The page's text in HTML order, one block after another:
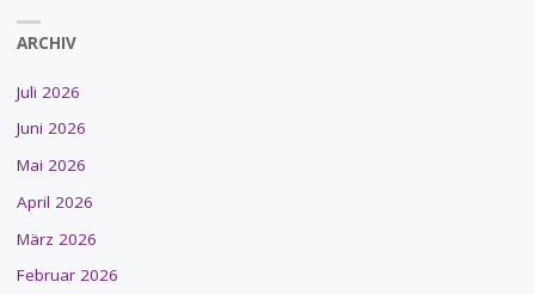
ARCHIV
Juli 2026
Juni 2026
Mai 2026
April 2026
März 2026
Februar 2026